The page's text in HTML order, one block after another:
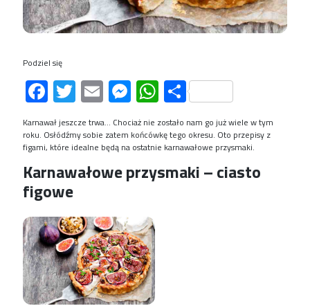
Podziel się
Facebook
Twitter
EmailMessenger
WhatsApp
Share
Karnawał jeszcze trwa… Chociaż nie zostało nam go już wiele w tym
roku. Osłódźmy sobie zatem końcówkę tego okresu. Oto przepisy z
figami, które idealne będą na ostatnie karnawałowe przysmaki.
Karnawałowe przysmaki – ciasto
figowe